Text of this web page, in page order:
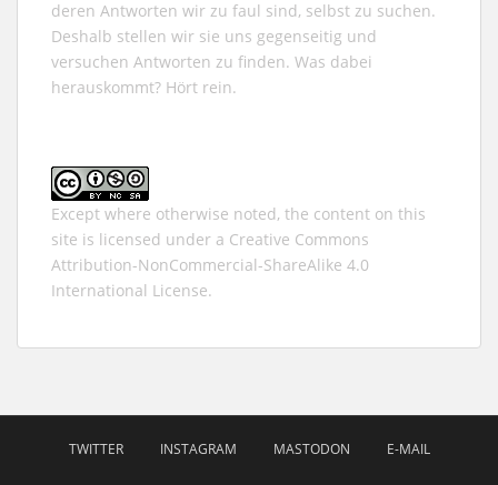
deren Antworten wir zu faul sind, selbst zu suchen.
Deshalb stellen wir sie uns gegenseitig und
versuchen Antworten zu finden. Was dabei
herauskommt? Hört rein.
Except where otherwise noted, the content on this
site is licensed under a Creative Commons
Attribution-NonCommercial-ShareAlike 4.0
International License.
TWITTER INSTAGRAM MASTODON E-MAIL